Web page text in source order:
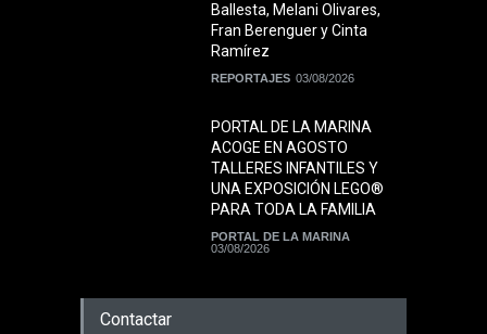
Ballesta, Melani Olivares,
Fran Berenguer y Cinta
Ramírez
REPORTAJES 03/08/2026
PORTAL DE LA MARINA
ACOGE EN AGOSTO
TALLERES INFANTILES Y
UNA EXPOSICIÓN LEGO®
PARA TODA LA FAMILIA
PORTAL DE LA MARINA
03/08/2026
Contactar